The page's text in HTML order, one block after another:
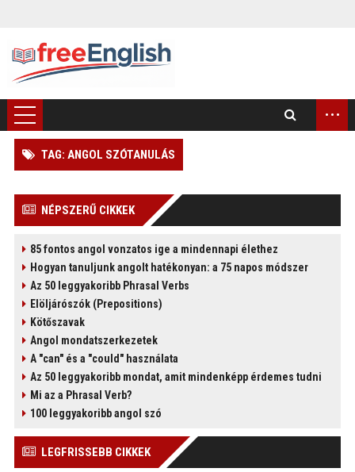
...
TAG: ANGOL SZÓTANULÁS
NÉPSZERŰ CIKKEK
85 fontos angol vonzatos ige a mindennapi élethez
Hogyan tanuljunk angolt hatékonyan: a 75 napos módszer
Az 50 leggyakoribb Phrasal Verbs
Elöljárószók (Prepositions)
Kötőszavak
Angol mondatszerkezetek
A "can" és a "could" használata
Az 50 leggyakoribb mondat, amit mindenképp érdemes tudni
Mi az a Phrasal Verb?
100 leggyakoribb angol szó
LEGFRISSEBB CIKKEK